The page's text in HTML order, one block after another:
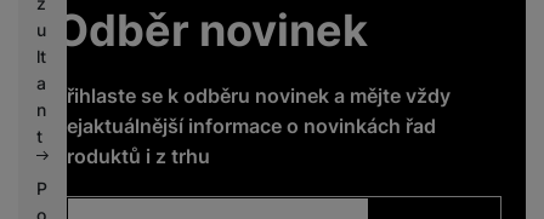
u
lt
a
n
t
P
o
Odběr novinek
Přihlaste se k odběru novinek a mějte vždy
nejaktuálnější informace o novinkách řad
produktů i z trhu